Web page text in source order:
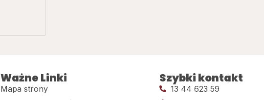
Ważne Linki
Mapa strony
Szybki kontakt
13 44 623 59